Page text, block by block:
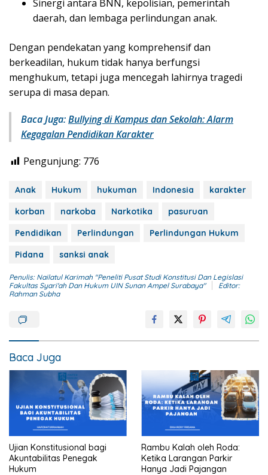
Sinergi antara BNN, kepolisian, pemerintah
daerah, dan lembaga perlindungan anak.
Dengan pendekatan yang komprehensif dan
berkeadilan, hukum tidak hanya berfungsi
menghukum, tetapi juga mencegah lahirnya tragedi
serupa di masa depan.
Baca Juga:Bullying di Kampus dan Sekolah: Alarm
Kegagalan Pendidikan Karakter
Pengunjung: 776
Anak Hukum hukuman Indonesia
karakter
korban
narkoba Narkotika
pasuruan
Pendidikan
Perlindungan
Perlindungan Hukum
Pidana
sanksi anak
Penulis: Nailatul Karimah "Peneliti Pusat Studi Konstitusi Dan Legislasi
Fakultas Syari'ah Dan Hukum UIN Sunan Ampel Surabaya"
Editor:
Rahman Subha
Baca Juga
Ujian Konstitusional bagi
Akuntabilitas Penegak
Hukum
Rambu Kalah oleh Roda:
Ketika Larangan Parkir
Hanya Jadi Pajangan